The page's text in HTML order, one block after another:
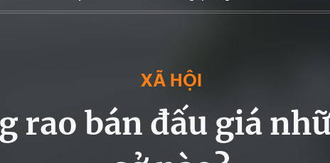
XÃ HỘI
rao bán đấu giá